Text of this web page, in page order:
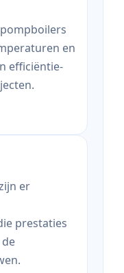
en
efficiëntie-
er
prestaties